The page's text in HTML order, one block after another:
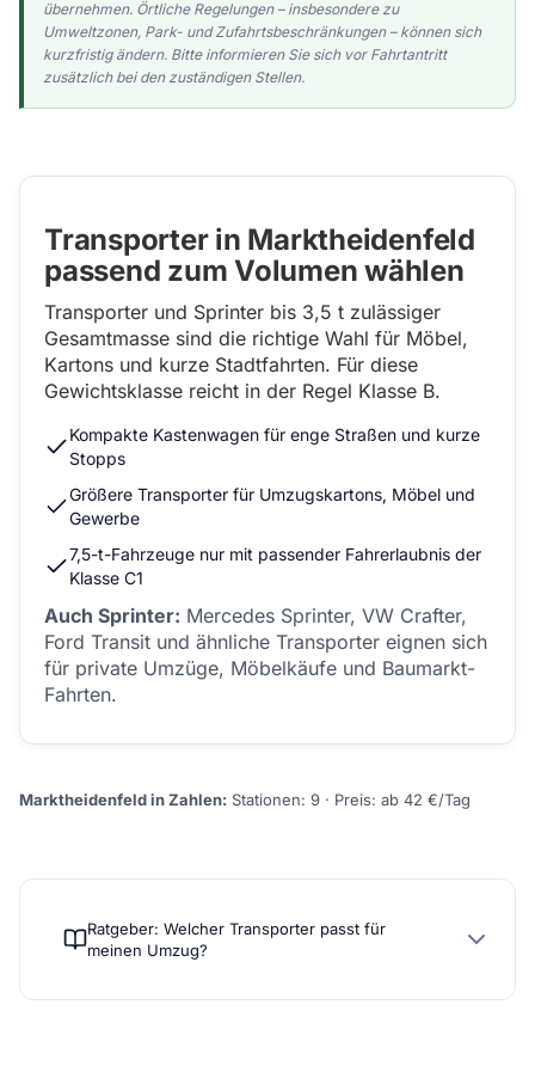
übernehmen. Örtliche Regelungen – insbesondere zu
Umweltzonen, Park- und Zufahrtsbeschränkungen – können sich
kurzfristig ändern. Bitte informieren Sie sich vor Fahrtantritt
zusätzlich bei den zuständigen Stellen.
Transporter in Marktheidenfeld
passend zum Volumen wählen
Transporter und Sprinter bis 3,5 t zulässiger
Gesamtmasse sind die richtige Wahl für Möbel,
Kartons und kurze Stadtfahrten. Für diese
Gewichtsklasse reicht in der Regel Klasse B.
Kompakte Kastenwagen für enge Straßen und kurze
Stopps
Größere Transporter für Umzugskartons, Möbel und
Gewerbe
7,5-t-Fahrzeuge nur mit passender Fahrerlaubnis der
Klasse C1
Auch Sprinter: Mercedes Sprinter, VW Crafter,
Ford Transit und ähnliche Transporter eignen sich
für private Umzüge, Möbelkäufe und Baumarkt-
Fahrten.
Marktheidenfeld in Zahlen: Stationen: 9 · Preis: ab 42 €/Tag
Ratgeber: Welcher Transporter passt für
meinen Umzug?